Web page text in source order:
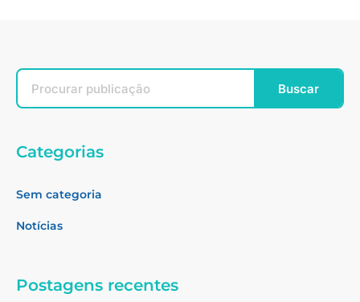
Buscar
Categorias
Sem categoria
Notícias
Postagens recentes